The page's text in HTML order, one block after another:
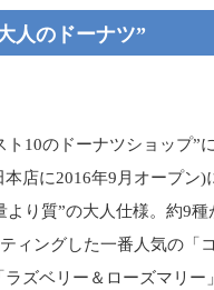
人のドーナツ”
ト10のドーナツショップ
本店に2016年9月オープ
より質”の大人仕様。約9
ィングした一番人気の「
ズベリー＆ローズマリー